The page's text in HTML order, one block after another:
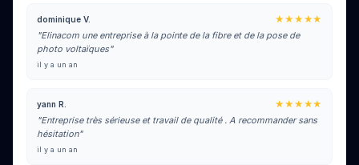
dominique V.
★★★★★
"Elinacom une entreprise à la pointe de la fibre et de la pose de
photo voltaïques"
il y a un an
yann R.
★★★★★
"Entreprise très sérieuse et travail de qualité . A recommander sans
hésitation"
il y a un an